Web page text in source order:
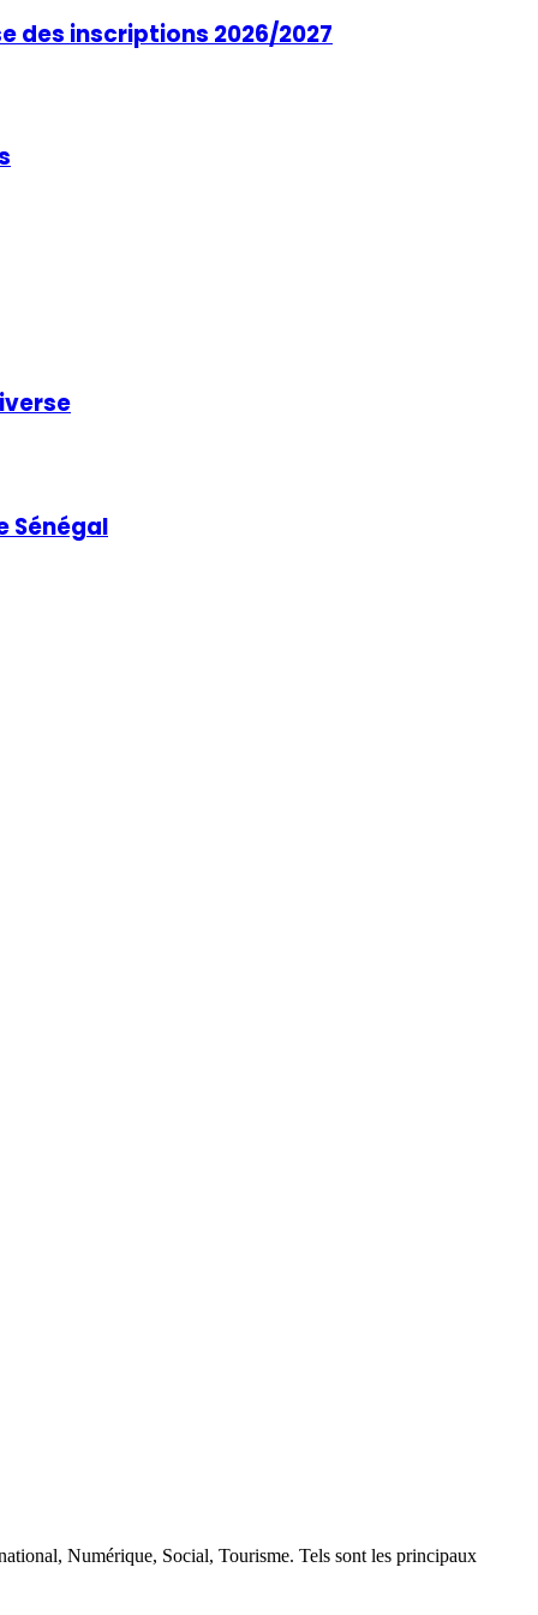
des inscriptions 2026/2027
Sénégal
Numérique, Social, Tourisme. Tels sont les principaux